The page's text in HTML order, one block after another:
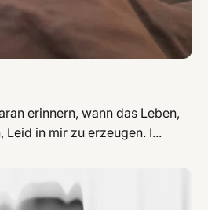
erinnern, wann das Leben,
Leid in mir zu erzeugen. I...